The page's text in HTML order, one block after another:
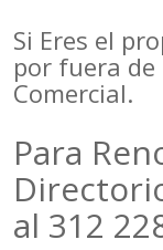
Si Eres el
por fuera
Comercial.
Para
al 312